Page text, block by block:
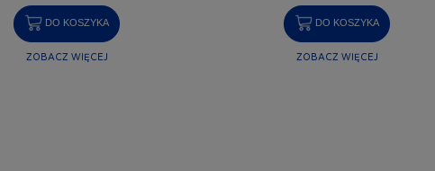
DO KOSZYKA
ZOBACZ WIĘCEJ
DO KOSZYKA
ZOBACZ WIĘCEJ